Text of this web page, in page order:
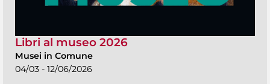
Libri al museo 2026
Musei in Comune
04/03 - 12/06/2026